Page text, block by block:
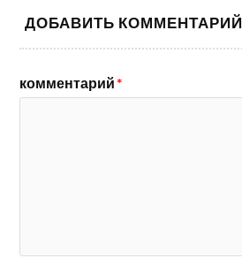
ДОБАВИТЬ КОММЕНТАРИЙ
комментарий*